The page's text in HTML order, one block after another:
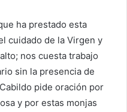
ha prestado esta
cuidado de la Virgen y
nos cuesta trabajo
sin la presencia de
pide oración por
y por estas monjas